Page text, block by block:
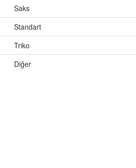
Saks
Standart
Triko
Diğer